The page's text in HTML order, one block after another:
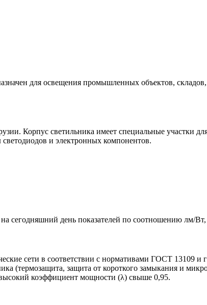
для освещения промышленных объектов,
Корпус светильника имеет специальные участки
и электронных компонентов.
сегодняшний день показателей по соотношению лм/
сети в соответствии с нормативами ГОСТ 13109 и
(термозащита, защита от короткого замыкания и
коэффициент мощности (λ) свыше 0,95.